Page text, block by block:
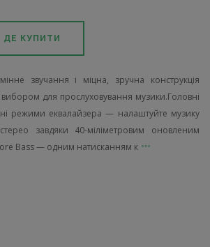
ДЕ КУПИТИ
звучання і міцна, зручна конструкція
для прослуховування музики.Головні
режими еквалайзера — налаштуйте музику
завдяки 40-міліметровим оновленим
Bass — одним натисканням к